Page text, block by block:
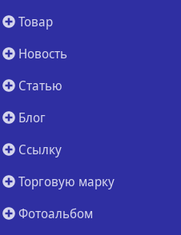
Товар
Новость
Статью
Блог
Ссылку
Торговую марку
Фотоальбом